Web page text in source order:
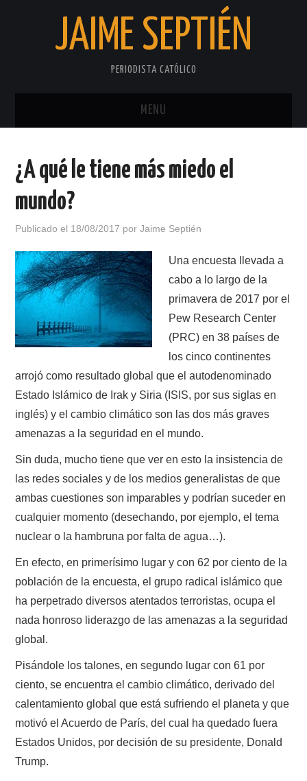
JAIME SEPTIÉN
PERIODISTA CATÓLICO
MENU
SOBRE EL AUTOR
¿A qué le tiene más miedo el
mundo?
Publicado el 18/08/2017 porJaime Septién
Una encuesta llevada a
cabo a lo largo de la
primavera de 2017 por el
Pew Research Center
(PRC) en 38 países de
los cinco continentes
arrojó como resultado global que el autodenominado
Estado Islámico de Irak y Siria (ISIS, por sus siglas en
inglés) y el cambio climático son las dos más graves
amenazas a la seguridad en el mundo.
Sin duda, mucho tiene que ver en esto la insistencia de
las redes sociales y de los medios generalistas de que
ambas cuestiones son imparables y podrían suceder en
cualquier momento (desechando, por ejemplo, el tema
nuclear o la hambruna por falta de agua…).
En efecto, en primerísimo lugar y con 62 por ciento de la
población de la encuesta, el grupo radical islámico que
ha perpetrado diversos atentados terroristas, ocupa el
nada honroso liderazgo de las amenazas a la seguridad
global.
Pisándole los talones, en segundo lugar con 61 por
ciento, se encuentra el cambio climático, derivado del
calentamiento global que está sufriendo el planeta y que
motivó el Acuerdo de París, del cual ha quedado fuera
Estados Unidos, por decisión de su presidente, Donald
Trump.